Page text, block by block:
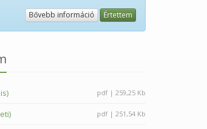
Bővebb információ Értettem
pdf | 259,25 Kb
pdf | 251,54 Kb